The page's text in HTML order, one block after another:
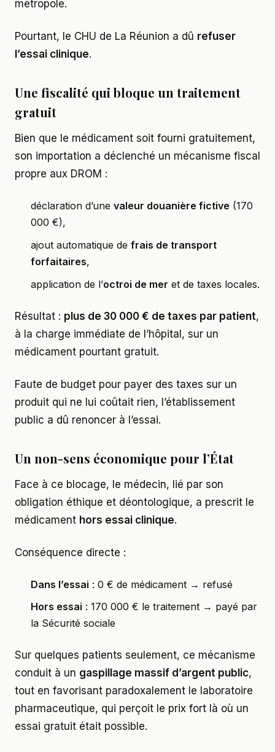
métropole.
Pourtant, le CHU de La Réunion a dû refuser
l’essai clinique.
Une fiscalité qui bloque un traitement
gratuit
Bien que le médicament soit fourni gratuitement,
son importation a déclenché un mécanisme fiscal
propre aux DROM :
déclaration d’une valeur douanière fictive (170
000 €),
ajout automatique de frais de transport
forfaitaires,
application de l’octroi de mer et de taxes locales.
Résultat : plus de 30 000 € de taxes par patient,
à la charge immédiate de l’hôpital, sur un
médicament pourtant gratuit.
Faute de budget pour payer des taxes sur un
produit qui ne lui coûtait rien, l’établissement
public a dû renoncer à l’essai.
Un non-sens économique pour l’État
Face à ce blocage, le médecin, lié par son
obligation éthique et déontologique, a prescrit le
médicament hors essai clinique.
Conséquence directe :
Dans l’essai : 0 € de médicament → refusé
Hors essai : 170 000 € le traitement → payé par
la Sécurité sociale
Sur quelques patients seulement, ce mécanisme
conduit à un gaspillage massif d’argent public,
tout en favorisant paradoxalement le laboratoire
pharmaceutique, qui perçoit le prix fort là où un
essai gratuit était possible.